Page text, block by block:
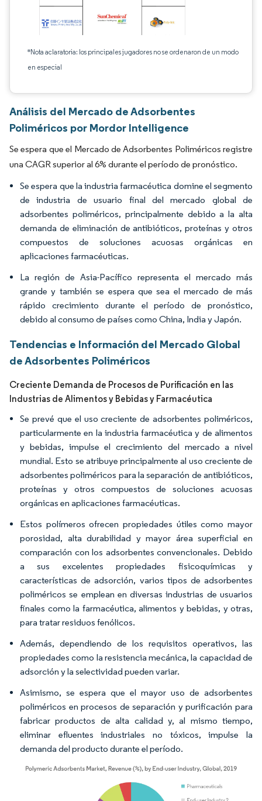
*Nota aclaratoria: los principales jugadores no se ordenaron de un modo
en especial
Análisis del Mercado de Adsorbentes
Poliméricos por Mordor Intelligence
Se espera que el Mercado de Adsorbentes Poliméricos registre
una CAGR superior al 6% durante el período de pronóstico.
Se espera que la industria farmacéutica domine el segmento
de industria de usuario final del mercado global de
adsorbentes poliméricos, principalmente debido a la alta
demanda de eliminación de antibióticos, proteínas y otros
compuestos de soluciones acuosas orgánicas en
aplicaciones farmacéuticas.
La región de Asia-Pacífico representa el mercado más
grande y también se espera que sea el mercado de más
rápido crecimiento durante el período de pronóstico,
debido al consumo de países como China, India y Japón.
Tendencias e Información del Mercado Global
de Adsorbentes Poliméricos
Creciente Demanda de Procesos de Purificación en las
Industrias de Alimentos y Bebidas y Farmacéutica
Se prevé que el uso creciente de adsorbentes poliméricos,
particularmente en la industria farmacéutica y de alimentos
y bebidas, impulse el crecimiento del mercado a nivel
mundial. Esto se atribuye principalmente al uso creciente de
adsorbentes poliméricos para la separación de antibióticos,
proteínas y otros compuestos de soluciones acuosas
orgánicas en aplicaciones farmacéuticas.
Estos polímeros ofrecen propiedades útiles como mayor
porosidad, alta durabilidad y mayor área superficial en
comparación con los adsorbentes convencionales. Debido
a sus excelentes propiedades fisicoquímicas y
características de adsorción, varios tipos de adsorbentes
poliméricos se emplean en diversas industrias de usuarios
finales como la farmacéutica, alimentos y bebidas, y otras,
para tratar residuos fenólicos.
Además, dependiendo de los requisitos operativos, las
propiedades como la resistencia mecánica, la capacidad de
adsorción y la selectividad pueden variar.
Asimismo, se espera que el mayor uso de adsorbentes
poliméricos en procesos de separación y purificación para
fabricar productos de alta calidad y, al mismo tiempo,
eliminar efluentes industriales no tóxicos, impulse la
demanda del producto durante el período.